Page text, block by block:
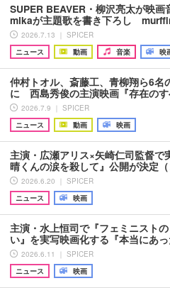
SUPER BEAVER・柳沢亮太が映
mikaが主題歌を書き下ろし
2026.7.13 ｜ SPICER
ニュース
動画 音楽 映
仲村トオル、斎藤工、青柳翔ら6名
に 西島秀俊の主演映画『存在の
2026.7.9 ｜ SPICER
ニュース
動画 映画
主演・広瀬アリス×矢崎仁司監督
晴くんの涙を殺して』公開が決定（
2026.6.20 ｜ SPICER
ニュース
映画
主演・水上恒司で『フェミニスト
い』を実写映画化する『本当にあ
2026.6.11 ｜ SPICER
ニュース
映画